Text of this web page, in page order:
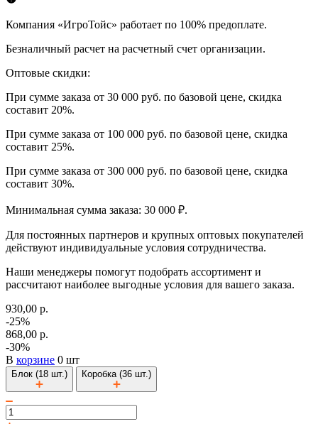
Компания «ИгроТойс» работает по 100% предоплате.
Безналичный расчет на расчетный счет организации.
Оптовые скидки:
При сумме заказа от 30 000 руб. по базовой цене, скидка
составит 20%.
При сумме заказа от 100 000 руб. по базовой цене, скидка
составит 25%.
При сумме заказа от 300 000 руб. по базовой цене, скидка
составит 30%.
Минимальная сумма заказа: 30 000 ₽.
Для постоянных партнеров и крупных оптовых покупателей
действуют индивидуальные условия сотрудничества.
Наши менеджеры помогут подобрать ассортимент и
рассчитают наиболее выгодные условия для вашего заказа.
930,00 р.
-25%
868,00 р.
-30%
В корзине 0 шт
Блок (18 шт.) Коробка (36 шт.)